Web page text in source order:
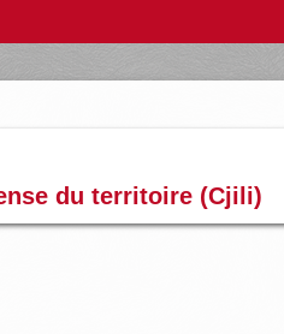
du territoire (Cjili)